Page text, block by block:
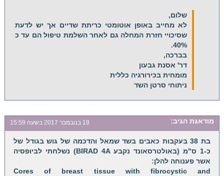
שלום,
לא מחייב באופן אוטומטי כריתת שדיים אך יש לדעת
שסיכויי חזרת המחלה גם לאחר השלמת טיפול הם עד כ
40%.
בברכה,
דר' אסנת גבעון
מומחית בכירורגיה כללית
ניתוחי סרטן השד
מודאגת הגיב: 19 בנובמבר 2017 בשעה 15:59
בת 38 בעקבות כאבים בשד שמאל והדכמה של גוש בגודל של
כ-1 ס"מ (באולטרסאונד נקבע BIRAD 4A) נשלחתי לביופסיה
אשר פענוחה להלן:
Cores of breast tissue with fibrocystic and